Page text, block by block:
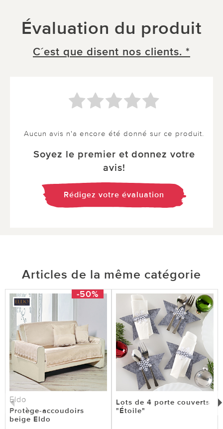
Évaluation du produit
C´est que disent nos clients. *
Aucun avis n'a encore été donné sur ce produit.
Soyez le premier et donnez votre
avis!
Rédigez votre évaluation
Articles de la même catégorie
-50%
Eldo
Protège-accoudoirs
beige Eldo
Lots de 4 porte couverts
"Étoile"